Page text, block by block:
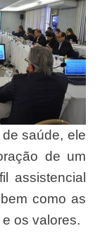
saúde, ele
de um
assistencial
como as
os valores.